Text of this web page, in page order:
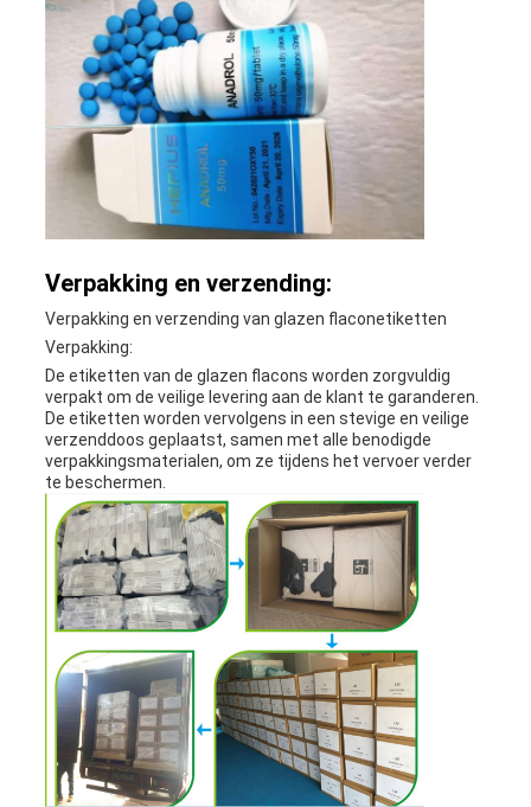
Verpakking en verzending:
Verpakking en verzending van glazen flaconetiketten
Verpakking:
De etiketten van de glazen flacons worden zorgvuldig
verpakt om de veilige levering aan de klant te garanderen.
De etiketten worden vervolgens in een stevige en veilige
verzenddoos geplaatst, samen met alle benodigde
verpakkingsmaterialen, om ze tijdens het vervoer verder
te beschermen.